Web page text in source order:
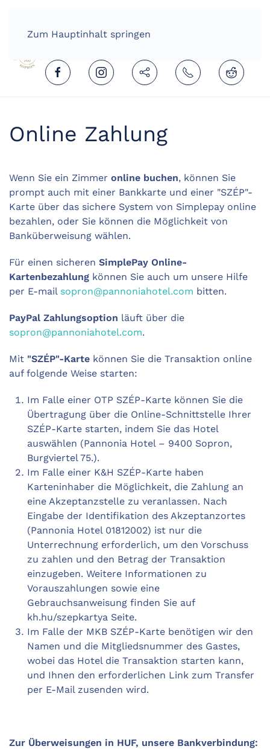
Zum Hauptinhalt springen
Online Zahlung
Wenn Sie ein Zimmer online buchen, können Sie
prompt auch mit einer Bankkarte und einer "SZÉP"-
Karte über das sichere System von Simplepay online
bezahlen, oder Sie können die Möglichkeit von
Banküberweisung wählen.
Für einen sicheren SimplePay Online-
Kartenbezahlung können Sie auch um unsere Hilfe
per E-mail sopron@pannoniahotel.com bitten.
PayPal Zahlungsoption läuft über die
sopron@pannoniahotel.com.
Mit "SZÉP"-Karte können Sie die Transaktion online
auf folgende Weise starten:
Im Falle einer OTP SZÉP-Karte können Sie die
Übertragung über die Online-Schnittstelle Ihrer
SZÉP-Karte starten, indem Sie das Hotel
auswählen (Pannonia Hotel – 9400 Sopron,
Burgviertel 75.).
Im Falle einer K&H SZÉP-Karte haben
Karteninhaber die Möglichkeit, die Zahlung an
eine Akzeptanzstelle zu veranlassen. Nach
Eingabe der Identifikation des Akzeptanzortes
(Pannonia Hotel 01812002) ist nur die
Unterrechnung erforderlich, um den Vorschuss
zu zahlen und den Betrag der Transaktion
einzugeben. Weitere Informationen zu
Vorauszahlungen sowie eine
Gebrauchsanweisung finden Sie auf
kh.hu/szepkartya Seite.
Im Falle der MKB SZÉP-Karte benötigen wir den
Namen und die Mitgliedsnummer des Gastes,
wobei das Hotel die Transaktion starten kann,
und Ihnen den erforderlichen Link zum Transfer
per E-Mail zusenden wird.
Zur Überweisungen in HUF, unsere Bankverbindung: